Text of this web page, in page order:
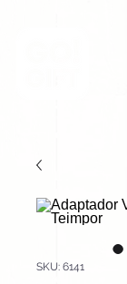
SKU: 6141